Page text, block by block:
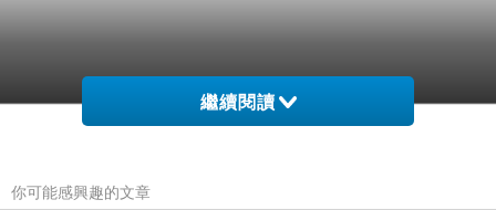
繼續閱讀
你可能感興趣的文章